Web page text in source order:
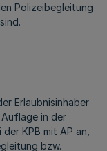
Polizeibegleitung
Erlaubnisinhaber
Auflage in der
KPB mit AP an,
bzw.